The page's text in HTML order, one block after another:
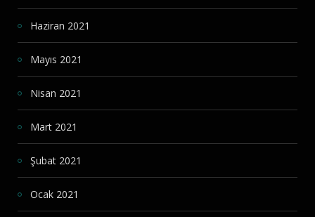
Haziran 2021
Mayıs 2021
Nisan 2021
Mart 2021
Şubat 2021
Ocak 2021